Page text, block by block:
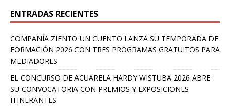
ENTRADAS RECIENTES
COMPAÑÍA ZIENTO UN CUENTO LANZA SU TEMPORADA DE
FORMACIÓN 2026 CON TRES PROGRAMAS GRATUITOS PARA
MEDIADORES
EL CONCURSO DE ACUARELA HARDY WISTUBA 2026 ABRE
SU CONVOCATORIA CON PREMIOS Y EXPOSICIONES
ITINERANTES